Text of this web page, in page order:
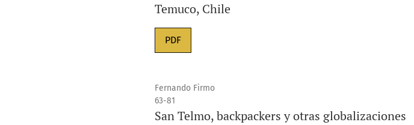
Temuco, Chile
PDF
Fernando Firmo
63-81
San Telmo, backpackers y otras globalizaciones